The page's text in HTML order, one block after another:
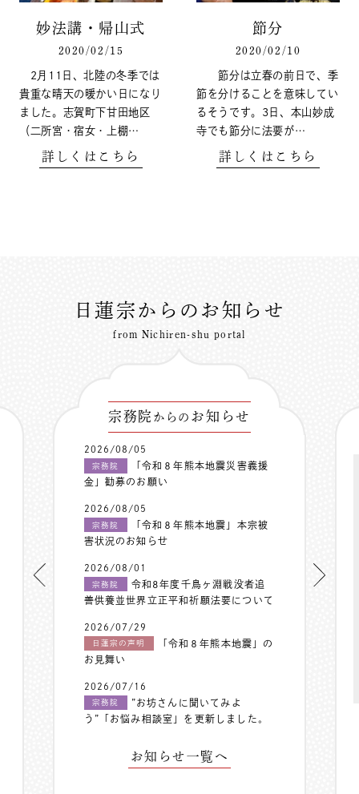
妙法講・帰山式
2020/02/15
2月11日、北陸の冬季では
貴重な晴天の暖かい日になり
ました。志賀町下甘田地区
（二所宮・宿女・上棚…
詳しくはこちら
節分
2020/02/10
節分は立春の前日で、季
節を分けることを意味してい
るそうです。3日、本山妙成
寺でも節分に法要が…
詳しくはこちら
日蓮宗からのお知らせ
from Nichiren-shu portal
宗務院 からの お知らせ
2026/08/05
宗務院
「令和８年熊本地震災害義援
金」勧募のお願い
2026/08/05
宗務院
「令和８年熊本地震」本宗被
害状況のお知らせ
2026/08/01
宗務院
令和8年度千鳥ヶ淵戦没者追
善供養並世界立正平和祈願法要について
2026/07/29
日蓮宗の声明
「令和８年熊本地震」の
お見舞い
2026/07/16
宗務院
”お坊さんに聞いてみよ
う”「お悩み相談室」を更新しました。
お知らせ一覧へ